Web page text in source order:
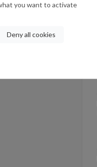
you want to activate
Deny all cookies